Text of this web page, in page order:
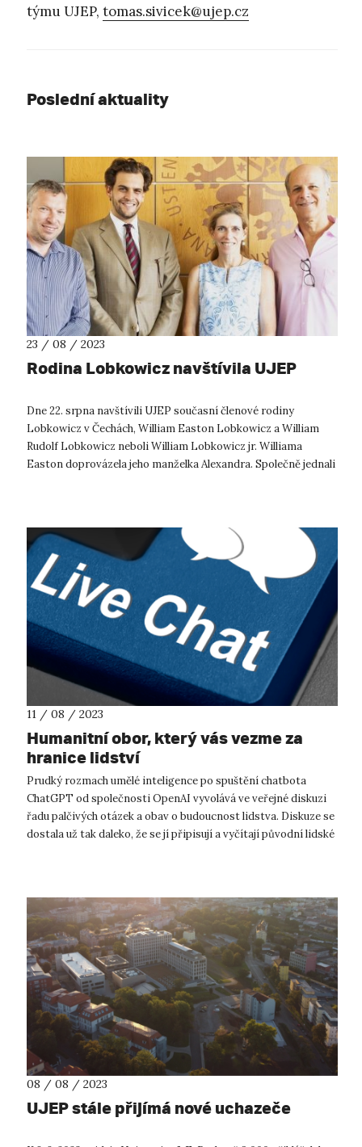
týmu UJEP, tomas.sivicek@ujep.cz
Poslední aktuality
23 / 08 / 2023
Rodina Lobkowicz navštívila UJEP
Dne 22. srpna navštívili UJEP současní členové rodiny
Lobkowicz v Čechách, William Easton Lobkowicz a William
Rudolf Lobkowicz neboli William Lobkowicz jr. Williama
Easton doprovázela jeho manželka Alexandra. Společně jednali
11 / 08 / 2023
Humanitní obor, který vás vezme za
hranice lidství
Prudký rozmach umělé inteligence po spuštění chatbota
ChatGPT od společnosti OpenAI vyvolává ve veřejné diskuzi
řadu palčivých otázek a obav o budoucnost lidstva. Diskuze se
dostala už tak daleko, že se jí připisují a vyčítají původní lidské
08 / 08 / 2023
UJEP stále přijímá nové uchazeče